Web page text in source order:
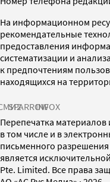
На информационном
рекомендательные
предоставления
систематизации и
к предпочтениям
находящихся на
SPARROWINFOX
Перепечатка
в том числе и в
письменного
является
Pte. Limited. Все права